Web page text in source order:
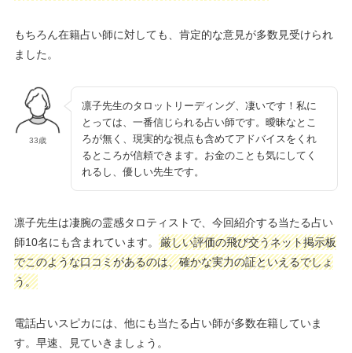
もちろん在籍占い師に対しても、肯定的な意見が多数見受けられ
ました。
33歳
凛子先生のタロットリーディング、凄いです！私に
とっては、一番信じられる占い師です。曖昧なとこ
ろが無く、現実的な視点も含めてアドバイスをくれ
るところが信頼できます。お金のことも気にしてく
れるし、優しい先生です。
凛子先生は凄腕の霊感タロティストで、今回紹介する当たる占い
師10名にも含まれています。
厳しい評価の飛び交うネット掲示板
でこのような口コミがあるのは、確かな実力の証といえるでしょ
う。
電話占いスピカには、他にも当たる占い師が多数在籍していま
す。早速、見ていきましょう。